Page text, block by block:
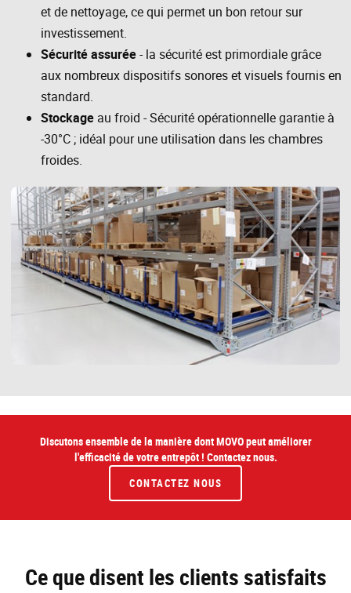
et de nettoyage, ce qui permet un bon retour sur
investissement.
Sécurité assurée- la sécurité est primordiale grâce
aux nombreux dispositifs sonores et visuels fournis en
standard.
Stockage au froid - Sécurité opérationnelle garantie à
-30°C ; idéal pour une utilisation dans les chambres
froides.
Discutons ensemble de la manière dont MOVO peut améliorer
l'efficacité de votre entrepôt ! Contactez nous.
CONTACTEZ NOUS
Ce que disent les clients satisfaits